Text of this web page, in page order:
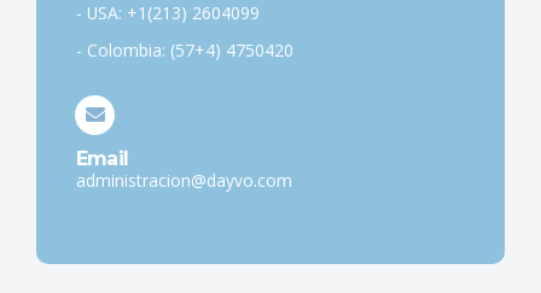
- USA: +1(213) 2604099
- Colombia: (57+4) 4750420
Email
administracion@dayvo.com